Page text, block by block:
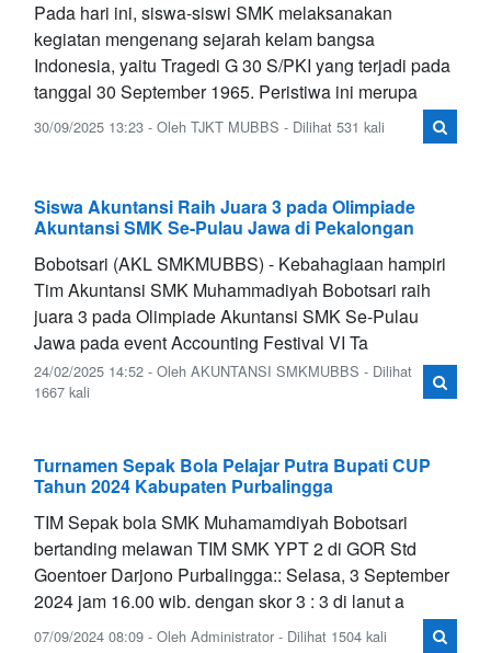
Pada hari ini, siswa-siswi SMK melaksanakan
kegiatan mengenang sejarah kelam bangsa
Indonesia, yaitu Tragedi G 30 S/PKI yang terjadi pada
tanggal 30 September 1965. Peristiwa ini merupa
30/09/2025 13:23 - Oleh TJKT MUBBS - Dilihat 531 kali
Siswa Akuntansi Raih Juara 3 pada Olimpiade
Akuntansi SMK Se-Pulau Jawa di Pekalongan
Bobotsari (AKL SMKMUBBS) - Kebahagiaan hampiri
Tim Akuntansi SMK Muhammadiyah Bobotsari raih
juara 3 pada Olimpiade Akuntansi SMK Se-Pulau
Jawa pada event Accounting Festival VI Ta
24/02/2025 14:52 - Oleh AKUNTANSI SMKMUBBS - Dilihat
1667 kali
Turnamen Sepak Bola Pelajar Putra Bupati CUP
Tahun 2024 Kabupaten Purbalingga
TIM Sepak bola SMK Muhamamdiyah Bobotsari
bertanding melawan TIM SMK YPT 2 di GOR Std
Goentoer Darjono Purbalingga:: Selasa, 3 September
2024 jam 16.00 wib. dengan skor 3 : 3 di lanut a
07/09/2024 08:09 - Oleh Administrator - Dilihat 1504 kali